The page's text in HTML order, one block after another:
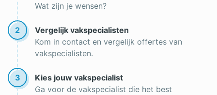
Wat zijn je wensen?
2
Vergelijk vakspecialisten
Kom in contact en vergelijk offertes van
vakspecialisten.
3
Kies jouw vakspecialist
Ga voor de vakspecialist die het best